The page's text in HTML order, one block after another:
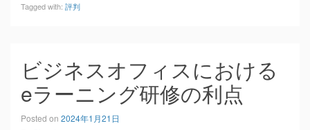
Tagged with: 評判
ビジネスオフィスにおける
eラーニング研修の利点
Posted on 2024年1月21日